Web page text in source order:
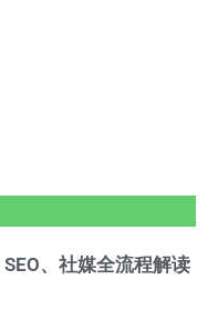
、社媒全流程解读